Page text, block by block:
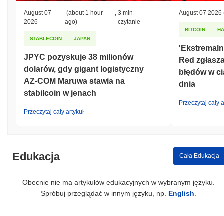
August 07
2026
(about 1 hour
ago)
3 min
czytanie
STABLECOIN JAPAN
JPYC pozyskuje 38 milionów
dolarów, gdy gigant logistyczny
AZ-COM Maruwa stawia na
stabilcoin w jenach
Przeczytaj cały artykuł
August 07 2026
BITCOIN
Red
błędów w
dnia
Przeczytaj cały
Edukacja Cała Edukacja
Obecnie nie ma artykułów edukacyjnych w wybranym języku.
Spróbuj przeglądać w innym języku, np. English